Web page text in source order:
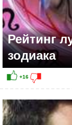
+24
Рейтинг
зодиака